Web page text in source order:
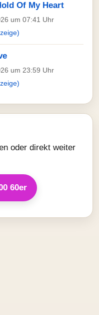
Of My Heart
um 07:41 Uhr
um 23:59 Uhr
oder direkt weiter
60er